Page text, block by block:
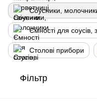
Соусники,
Ємності для соусів,
Cтолові прибори
Фільтр